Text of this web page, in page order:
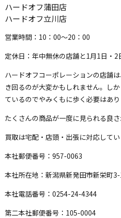
ハードオフ蒲田店
ハードオフ立川店
営業時間：10：00～20：00
定休日：年中無休の店舗と1月1日・2
ハードオフコーポレーションの店舗
き回るのが大変かもしれません。し
ているのでやみくもに歩く必要はあり
たくさんの商品が一度に見られる良さ
買取は宅配・店頭・出張に対応してい
本社郵便番号：957-0063
本社所在地：新潟県新発田市新栄町
本社電話番号：0254-24-4344
第二本社郵便番号：105-0004